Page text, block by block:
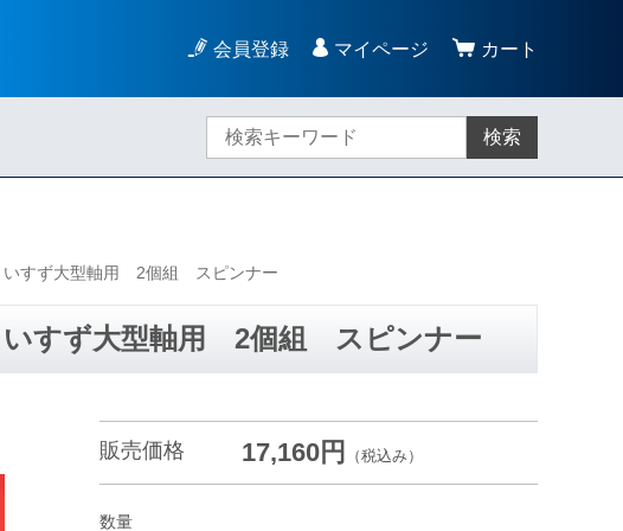
会員登録 マイページ カート
検索
いすず大型軸用 2個組 スピンナー
すず大型軸用 2個組 スピンナー
販売価格 17,160円 （税込み）
数量